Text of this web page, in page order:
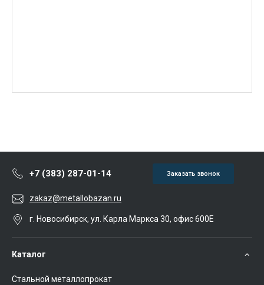
+7 (383) 287-01-14 Заказать звонок
zakaz@metallobazan.ru
г. Новосибирск, ул. Карла Маркса 30, офис 600Е
Каталог
Стальной металлопрокат